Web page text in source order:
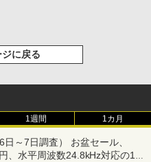
ジに戻る
1週間 1カ月
～7日調査） お盆セール、
、水平周波数24.8kHz対応の17